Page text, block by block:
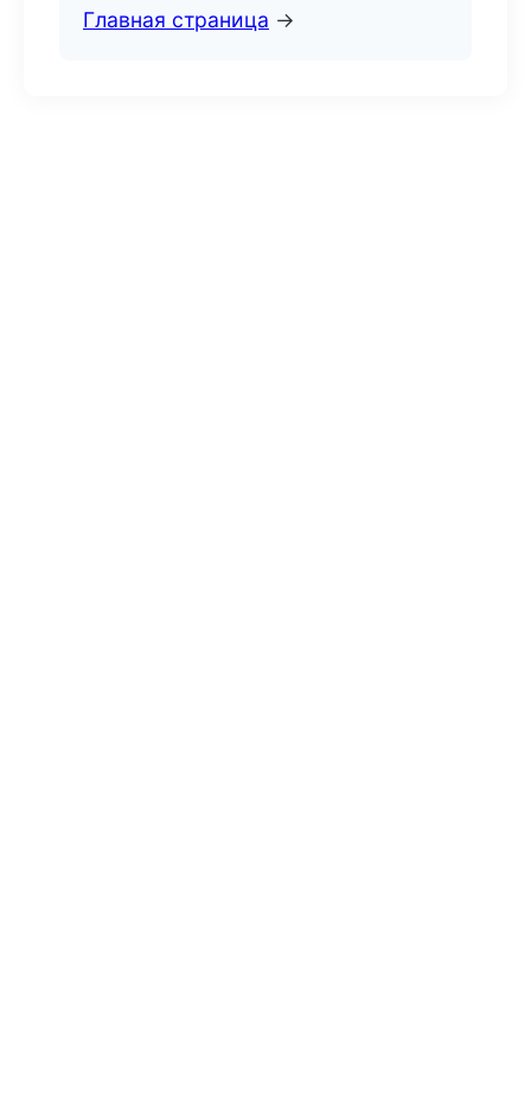
Главная страница →